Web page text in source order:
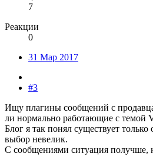
7
Реакции
0
31 Мар 2017
#3
Ищу плагины сообщений с
ли нормально работающие с темой
Блог я так понял существует
выбор невелик.
С сообщениями ситуация получше,